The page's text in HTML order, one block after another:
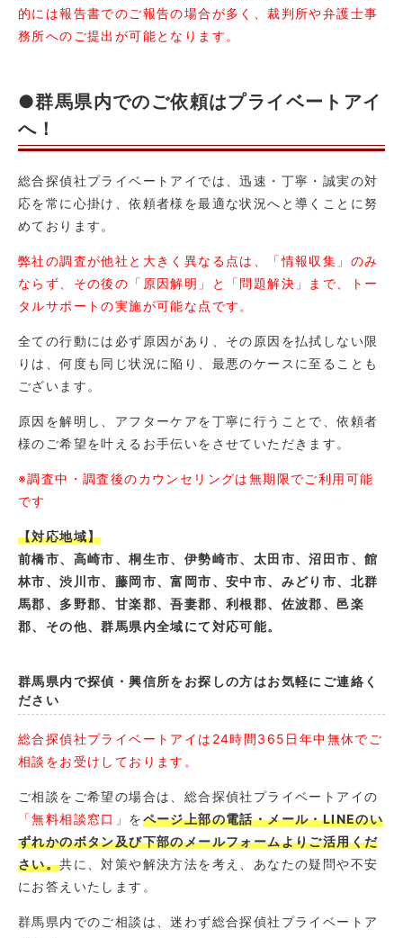
的には報告書でのご報告の場合が多く、裁判所や弁護士事
務所へのご提出が可能となります。
●群馬県内でのご依頼はプライベートアイ
へ！
総合探偵社プライベートアイでは、迅速・丁寧・誠実の対
応を常に心掛け、依頼者様を最適な状況へと導くことに努
めております。
弊社の調査が他社と大きく異なる点は、「情報収集」のみ
ならず、その後の「原因解明」と「問題解決」まで、トー
タルサポートの実施が可能な点です。
全ての行動には必ず原因があり、その原因を払拭しない限
りは、何度も同じ状況に陥り、最悪のケースに至ることも
ございます。
原因を解明し、アフターケアを丁寧に行うことで、依頼者
様のご希望を叶えるお手伝いをさせていただきます。
※調査中・調査後のカウンセリングは無期限でご利用可能
です
【対応地域】
前橋市、高崎市、桐生市、伊勢崎市、太田市、沼田市、館
林市、渋川市、藤岡市、富岡市、安中市、みどり市、北群
馬郡、多野郡、甘楽郡、吾妻郡、利根郡、佐波郡、邑楽
郡、その他、群馬県内全域にて対応可能。
群馬県内で探偵・興信所をお探しの方はお気軽にご連絡く
ださい
総合探偵社プライベートアイは24時間365日年中無休でご
相談をお受けしております。
ご相談をご希望の場合は、総合探偵社プライベートアイの
「無料相談窓口」 をページ上部の電話・メール・LINEのい
ずれかのボタン及び下部のメールフォームよりご活用くだ
さい。共に、対策や解決方法を考え、あなたの疑問や不安
にお答えいたします。
群馬県内でのご相談は、迷わず総合探偵社プライベートア